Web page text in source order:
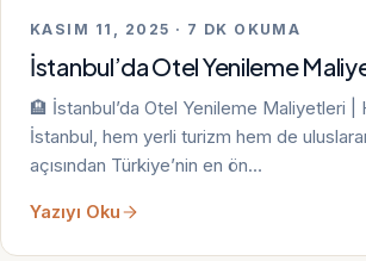
KASIM 11, 2025 · 7 DK OKUMA
İstanbul’da Otel Yenileme
🏨 İstanbul’da Otel Yenileme Maliyetleri |
İstanbul, hem yerli turizm hem de
açısından Türkiye’nin en ön…
Yazıyı Oku